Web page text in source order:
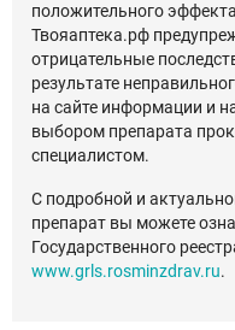
положительного
Твояаптека.рф
отрицательные
результате
на сайте информации и
выбором препарата
специалистом.
С подробной и
препарат вы можете
Государственного
www.grls.rosminzdrav.ru.